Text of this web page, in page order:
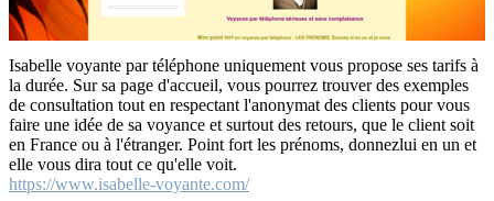
Isabelle voyante par téléphone uniquement vous propose ses tarifs à
la durée. Sur sa page d'accueil, vous pourrez trouver des exemples
de consultation tout en respectant l'anonymat des clients pour vous
faire une idée de sa voyance et surtout des retours, que le client soit
en France ou à l'étranger. Point fort les prénoms, donnezlui en un et
elle vous dira tout ce qu'elle voit.
https://www.isabelle-voyante.com/